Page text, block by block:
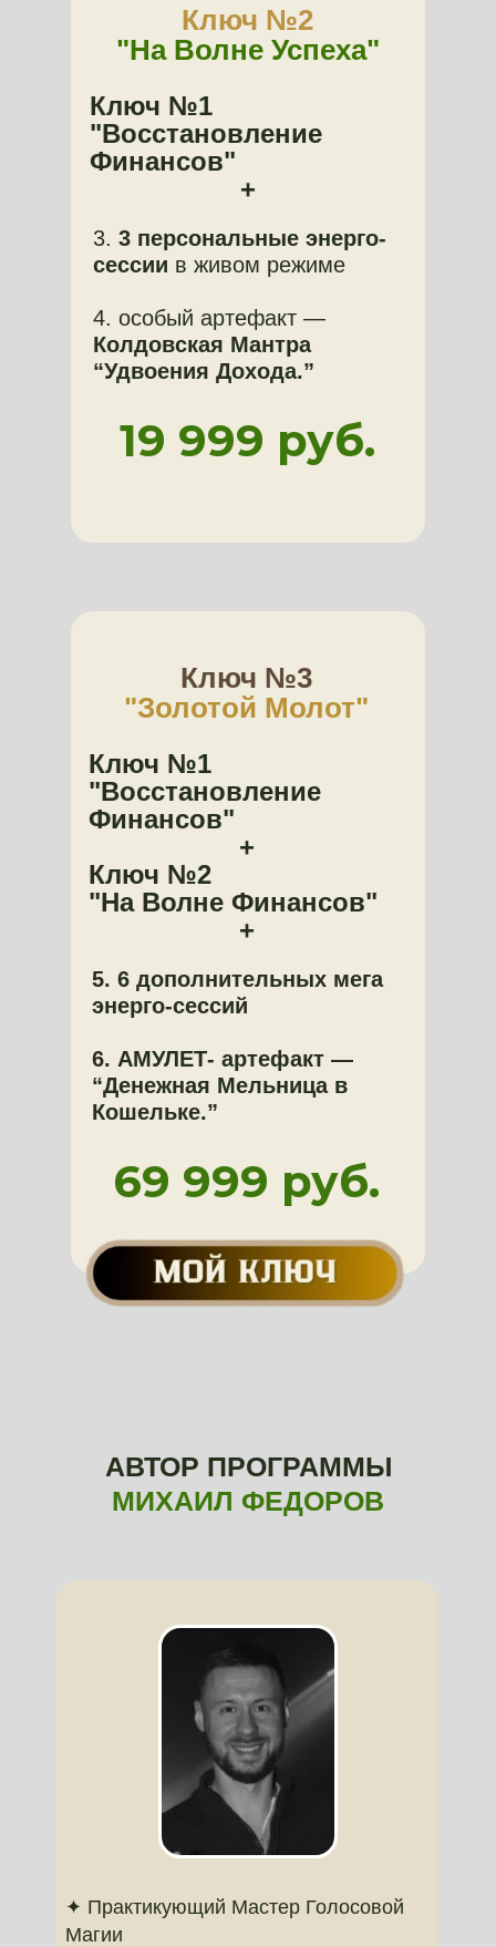
19 999 руб.
3. 3 персональные энерго-
сессии в живом режиме
4. особый артефакт —
Колдовская Мантра
“Удвоения Дохода.”
Ключ №1
"Восстановление
Финансов"
+
Ключ №2
"На Волне Успеха"
5. 6 дополнительных мега
энерго-сессий
6. АМУЛЕТ- артефакт —
“Денежная Мельница в
Кошельке.”
69 999 руб.
Ключ №1
"Восстановление
Финансов"
+
Ключ №2
"На Волне Финансов"
+
Ключ №3
"Золотой Молот"
✦ Практикующий Мастер Голосовой
Магии
АВТОР ПРОГРАММЫ
МИХАИЛ ФЕДОРОВ